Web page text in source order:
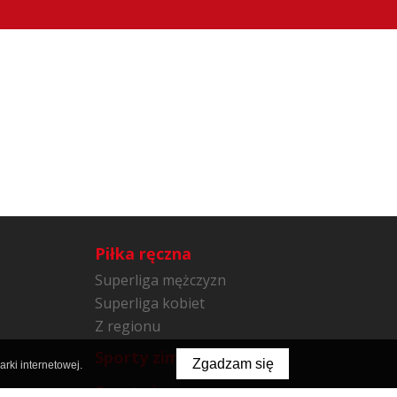
Piłka ręczna
Superliga mężczyzn
Superliga kobiet
Z regionu
Sporty zimowe
Sporty inne
internetowej. Zgadzam się